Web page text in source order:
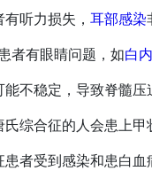
有听力损失，耳部感染
者有眼睛问题，如白
不稳定，导致脊髓
氏综合征的人会患上甲
患者受到感染和患白